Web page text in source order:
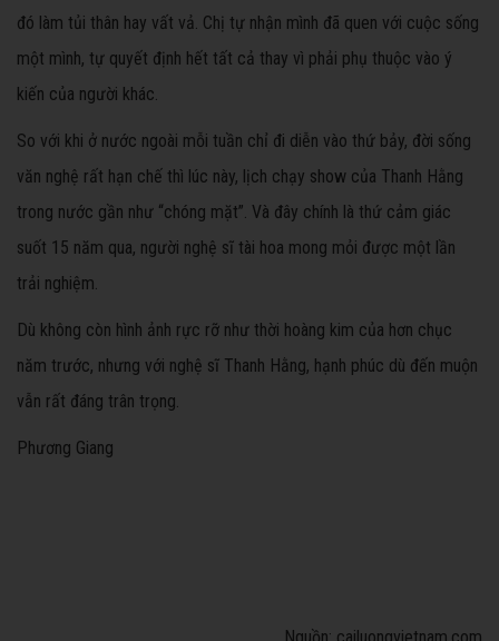
đó làm tủi thân hay vất vả. Chị tự nhận mình đã quen với cuộc sống
một mình, tự quyết định hết tất cả thay vì phải phụ thuộc vào ý
kiến của người khác.
So với khi ở nước ngoài mỗi tuần chỉ đi diễn vào thứ bảy, đời sống
văn nghệ rất hạn chế thì lúc này, lịch chạy show của Thanh Hằng
trong nước gần như “chóng mặt”. Và đây chính là thứ cảm giác
suốt 15 năm qua, người nghệ sĩ tài hoa mong mỏi được một lần
trải nghiệm.
Dù không còn hình ảnh rực rỡ như thời hoàng kim của hơn chục
năm trước, nhưng với nghệ sĩ Thanh Hằng, hạnh phúc dù đến muộn
vẫn rất đáng trân trọng.
Phương Giang